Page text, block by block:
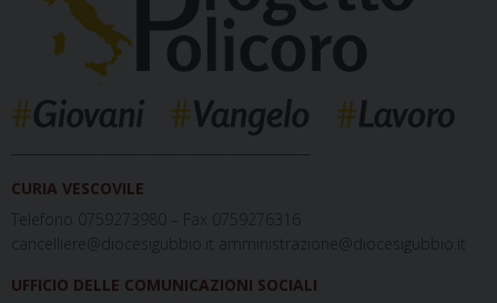
CURIA VESCOVILE
Telefono 0759273980 – Fax 0759276316
cancelliere@diocesigubbio.it amministrazione@diocesigubbio.it
UFFICIO DELLE COMUNICAZIONI SOCIALI